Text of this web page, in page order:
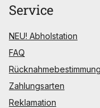
Service
NEU! Abholstation
FAQ
Zahlungsarten
Reklamation